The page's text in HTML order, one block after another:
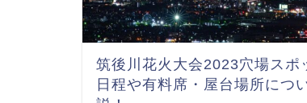
筑後川花火大会2023穴場スポ
日程や有料席・屋台場所につ